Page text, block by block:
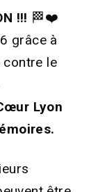
!!! 🏁❤️
grâce à
contre le
Lyon